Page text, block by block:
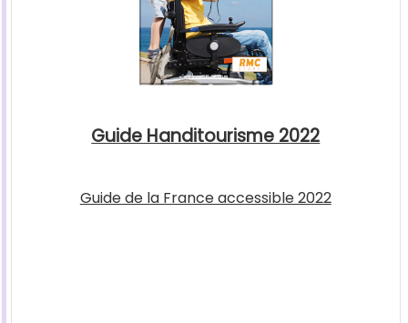
Guide Handitourisme 2022
Guide de la France accessible 2022